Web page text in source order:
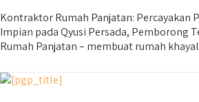
Kontraktor Rumah Panjatan: Percayakan
Impian pada Qyusi Persada, Pemborong
Rumah Panjatan – membuat rumah